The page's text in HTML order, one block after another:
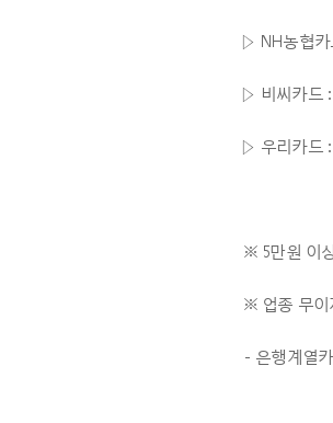
▷ NH농협카
▷ 비씨카드
▷ 우리카드
※ 5만원 이
※ 업종 무이
- 은행계열